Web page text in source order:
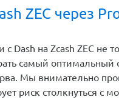
ZEC через
Dash на Zcash ZEC не
самый оптимальный
Мы внимательно
риск столкнуться с